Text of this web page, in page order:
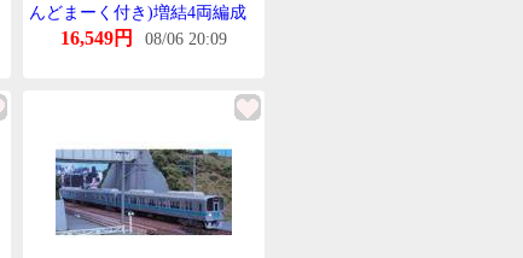
んどまーく付き)増結4両編成
せっと(動力無し) 【ぐりーん
16,549円 08/06 20:09